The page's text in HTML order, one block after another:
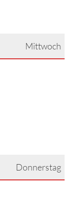
Mittwoch
Donnerstag